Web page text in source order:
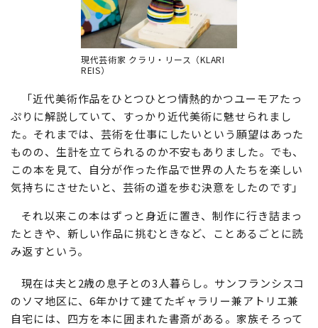
現代芸術家 クラリ・リース（KLARI
REIS）
「近代美術作品をひとつひとつ情熱的かつユーモアたっ
ぷりに解説していて、すっかり近代美術に魅せられまし
た。それまでは、芸術を仕事にしたいという願望はあった
ものの、生計を立てられるのか不安もありました。でも、
この本を見て、自分が作った作品で世界の人たちを楽しい
気持ちにさせたいと、芸術の道を歩む決意をしたのです」
それ以来この本はずっと身近に置き、制作に行き詰まっ
たときや、新しい作品に挑むときなど、ことあるごとに読
み返すという。
現在は夫と2歳の息子との3人暮らし。サンフランシスコ
のソマ地区に、6年かけて建てたギャラリー兼アトリエ兼
自宅には、四方を本に囲まれた書斎がある。家族そろって